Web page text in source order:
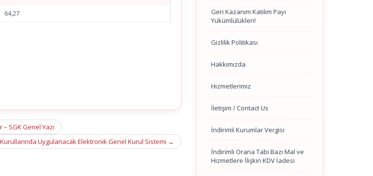
64,27
SGK Genel Yazı
Uygulanacak Elektronik Genel Kurul Sistemi →
Geri Kazanım Katılım Payı
Yükümlülükleri!
Gizlilik Politikası
Hakkımızda
Hizmetlerimiz
İletişim / Contact Us
İndirimli Kurumlar Vergisi
İndirimli Orana Tabi Bazı Mal ve
Hizmetlere İlişkin KDV İadesi